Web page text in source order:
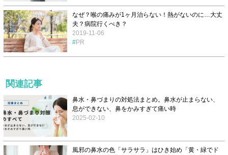
なぜ？喉の痛みが1ヶ月治らない！熱がないのに…大丈
夫？病院行くべき？
2019-11-06
PR
関連記事
鼻水・鼻づまりの対処法まとめ。鼻水が止まらない、
息ができない、鼻をかみすぎて痛い時
2025-02-10
風邪の鼻水の色「サラサラ」はひき始め「黄・緑でド